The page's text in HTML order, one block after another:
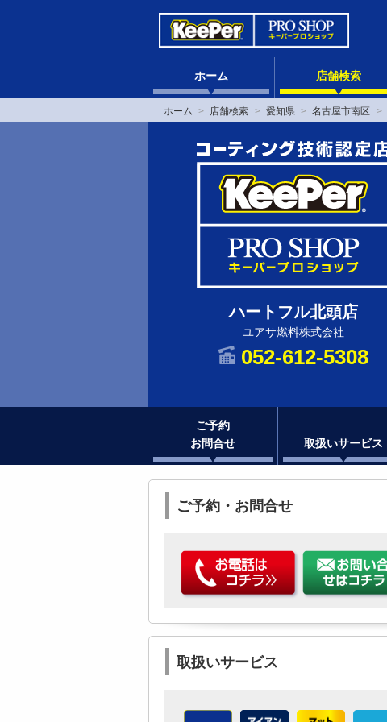
ホーム 店舗検索
ホーム 店舗検索 愛知県 名古屋市南区
ハートフル北頭店
ユアサ燃料株式会社
052-612-5308
ご予約
お問合せ
取扱いサービス
ご予約・お問合せ
取扱いサービス